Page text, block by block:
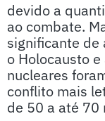
devido a
ao combate.
significante de
o Holocausto
nucleares
conflito mais
de 50 a até 70